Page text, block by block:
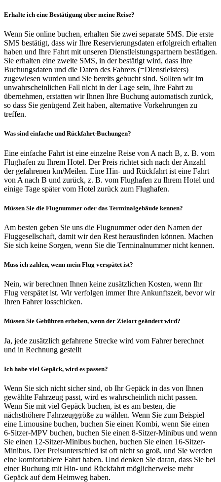
Erhalte ich eine Bestätigung über meine Reise?
Wenn Sie online buchen, erhalten Sie zwei separate SMS. Die erste
SMS bestätigt, dass wir Ihre Reservierungsdaten erfolgreich erhalten
haben und Ihre Fahrt mit unseren Dienstleistungspartnern bestätigen.
Sie erhalten eine zweite SMS, in der bestätigt wird, dass Ihre
Buchungsdaten und die Daten des Fahrers (=Dienstleisters)
zugewiesen wurden und Sie bereits gebucht sind. Sollten wir im
unwahrscheinlichen Fall nicht in der Lage sein, Ihre Fahrt zu
übernehmen, erstatten wir Ihnen Ihre Buchung automatisch zurück,
so dass Sie genügend Zeit haben, alternative Vorkehrungen zu
treffen.
Was sind einfache und Rückfahrt-Buchungen?
Eine einfache Fahrt ist eine einzelne Reise von A nach B, z. B. vom
Flughafen zu Ihrem Hotel. Der Preis richtet sich nach der Anzahl
der gefahrenen km/Meilen. Eine Hin- und Rückfahrt ist eine Fahrt
von A nach B und zurück, z. B. vom Flughafen zu Ihrem Hotel und
einige Tage später vom Hotel zurück zum Flughafen.
Müssen Sie die Flugnummer oder das Terminalgebäude kennen?
Am besten geben Sie uns die Flugnummer oder den Namen der
Fluggesellschaft, damit wir den Rest herausfinden können. Machen
Sie sich keine Sorgen, wenn Sie die Terminalnummer nicht kennen.
Muss ich zahlen, wenn mein Flug verspätet ist?
Nein, wir berechnen Ihnen keine zusätzlichen Kosten, wenn Ihr
Flug verspätet ist. Wir verfolgen immer Ihre Ankunftszeit, bevor wir
Ihren Fahrer losschicken.
Müssen Sie Gebühren erheben, wenn der Zielort geändert wird?
Ja, jede zusätzlich gefahrene Strecke wird vom Fahrer berechnet
und in Rechnung gestellt
Ich habe viel Gepäck, wird es passen?
Wenn Sie sich nicht sicher sind, ob Ihr Gepäck in das von Ihnen
gewählte Fahrzeug passt, wird es wahrscheinlich nicht passen.
Wenn Sie mit viel Gepäck buchen, ist es am besten, die
nächsthöhere Fahrzeuggröße zu wählen. Wenn Sie zum Beispiel
eine Limousine buchen, buchen Sie einen Kombi, wenn Sie einen
6-Sitzer-MPV buchen, buchen Sie einen 8-Sitzer-Minibus und wenn
Sie einen 12-Sitzer-Minibus buchen, buchen Sie einen 16-Sitzer-
Minibus. Der Preisunterschied ist oft nicht so groß, und Sie werden
eine komfortablere Fahrt haben. Und denken Sie daran, dass Sie bei
einer Buchung mit Hin- und Rückfahrt möglicherweise mehr
Gepäck auf dem Heimweg haben.